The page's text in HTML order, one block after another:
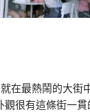
在最熱鬧的大街
觀很有這條街一